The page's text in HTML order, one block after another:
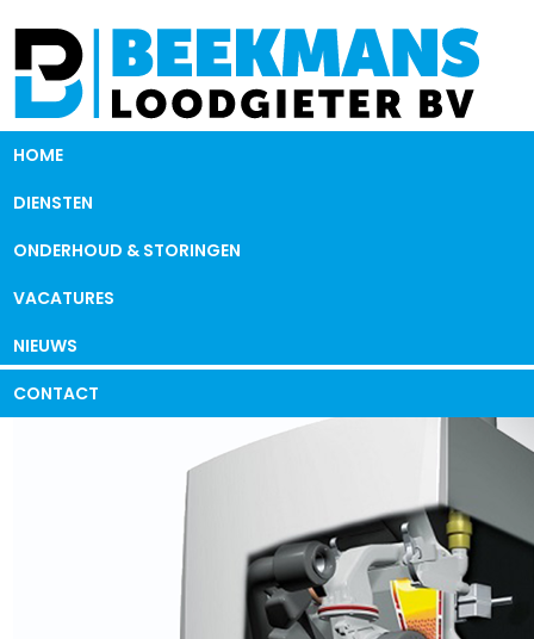
HOME
DIENSTEN
ONDERHOUD & STORINGEN
VACATURES
NIEUWS
CONTACT